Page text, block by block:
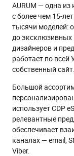
AURUM — одна
с более чем 15-
тысячи моделей:
до эксклюзивных
дизайнеров и
работает по всей
собственный сайт.
Большой
использует CDP
релевантные
обеспечивает
каналах — email,
Viber.